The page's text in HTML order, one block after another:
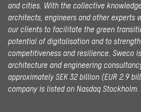
and cities. With the collective
architects, engineers and other experts
our clients to facilitate the green
potential of digitalisation and to
competitiveness and resilience. Sweco
architecture and engineering
approximately SEK 32 billion (EUR 2.9
company is listed on Nasdaq Stockholm.